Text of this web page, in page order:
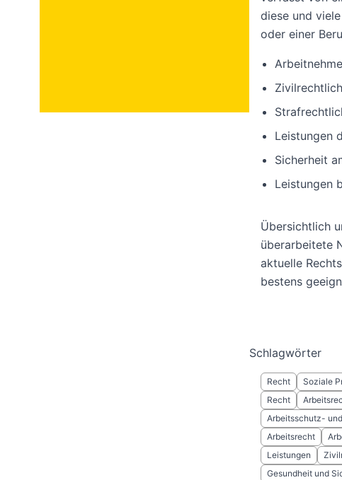
diese und
oder einer
Leistungen
Sicherheit
Leistungen
Übersichtlich
überarbeitete
aktuelle
bestens
Schlagwörter
Recht Soziale
Recht
Arbeitsschutz-
Arbeitsrecht
Leistungen
Gesundheit und